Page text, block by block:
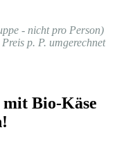
- nicht pro Person)
p. P. umgerechnet
Bio-Käse